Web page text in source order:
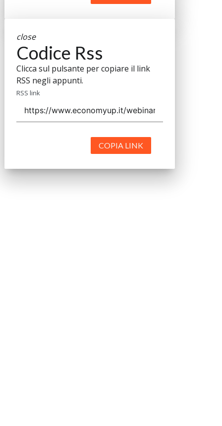
close
Codice Rss
Clicca sul pulsante per copiare il link
RSS negli appunti.
RSS link
COPIA LINK